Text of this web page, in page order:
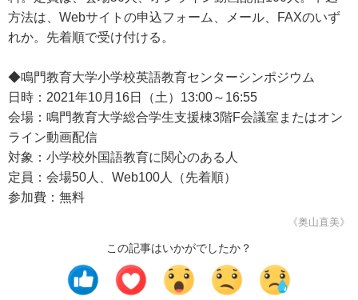
方法は、Webサイトの申込フォーム、メール、FAXのいず
れか。先着順で受け付ける。
◆鳴門教育大学小学校英語教育センターシンポジウム
日時：2021年10月16日（土）13:00～16:55
会場：鳴門教育大学総合学生支援棟3階F会議室またはオン
ライン動画配信
対象：小学校外国語教育に関心のある人
定員：会場50人、Web100人（先着順）
参加費：無料
《奥山直美》
この記事はいかがでしたか？